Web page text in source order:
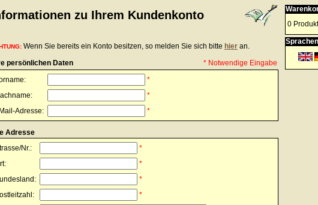
zu Ihrem Kundenkonto
Wenn Sie bereits ein Konto besitzen, so melden Sie sich bitte hier an.
persönlichen Daten
* Notwendige Eingabe
*
*
Adresse:
*
Adresse
Nr.:
*
*
*
*
0
Sprachen